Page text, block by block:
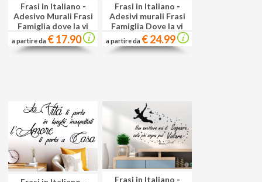
Frasi in Italiano -
Adesivo Murali Frasi
Famiglia dove la vi
a partire da € 17.90
Frasi in Italiano -
Adesivi murali Frasi
Famiglia Dove la vi
a partire da € 24.99
Frasi in Italiano -